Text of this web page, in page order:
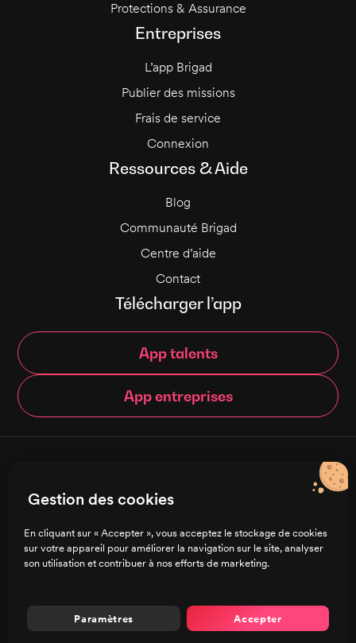
Protections & Assurance
Entreprises
L’app Brigad
Publier des missions
Frais de service
Connexion
Ressources & Aide
Blog
Communauté Brigad
Centre d’aide
Contact
Télécharger l’app
App talents
App entreprises
Charte de confidentialité
CGU/CGV
Préférences de cookies
Gestion des cookies
En cliquant sur « Accepter », vous acceptez le stockage de cookies
sur votre appareil pour améliorer la navigation sur le site, analyser
son utilisation et contribuer à nos efforts de marketing.
Accepter
Paramètres